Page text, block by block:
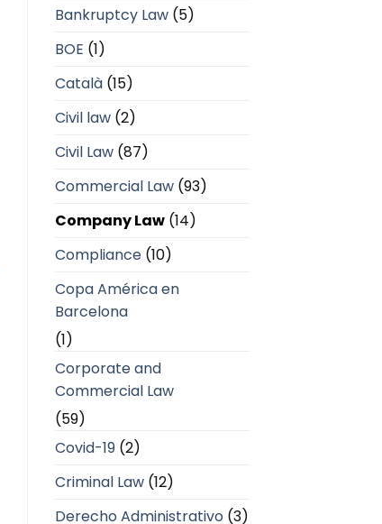
Bankruptcy Law(5)
BOE (1)
Català(15)
Civil law(2)
Civil Law(87)
Commercial Law(93)
Company Law(14)
Compliance(10)
Copa América en
Barcelona
(1)
Corporate and
Commercial Law
(59)
Covid-19(2)
Criminal Law(12)
Derecho Administrativo (3)